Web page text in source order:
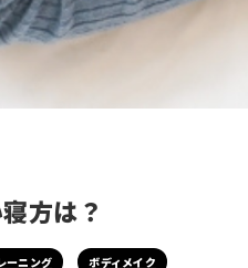
方は？
ーニング ボディメイク